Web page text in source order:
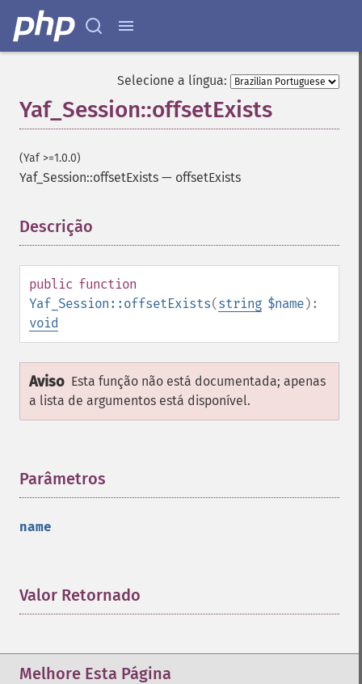
Selecione a língua:
Yaf_Session::offsetExists
(Yaf >=1.0.0)
Yaf_Session::offsetExists — offsetExists
Descrição
public function
Yaf_Session::offsetExists(string $name):
void
Aviso Esta função não está documentada; apenas
a lista de argumentos está disponível.
Parâmetros
name
Valor Retornado
Melhore Esta Página